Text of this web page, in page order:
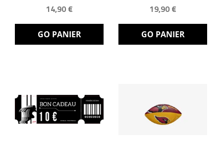
14,90 €
GO PANIER
19,90 €
GO PANIER